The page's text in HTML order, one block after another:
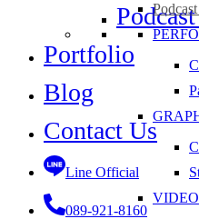
Portfolio
Blog
Contact Us
Line Official
089-921-8160